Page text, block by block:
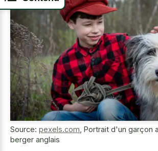
Source: pexels.com Portrait d'un garçon
berger anglais